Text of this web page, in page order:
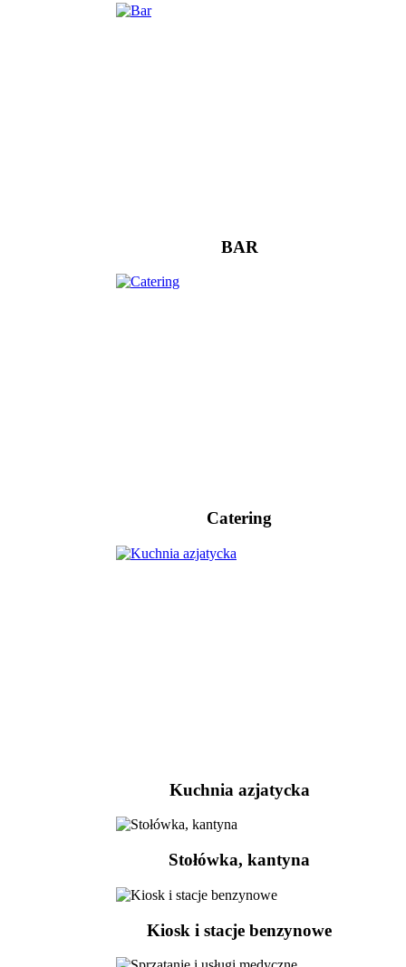
BAR
Catering
Kuchnia azjatycka
Stołówka, kantyna
Kiosk i stacje benzynowe